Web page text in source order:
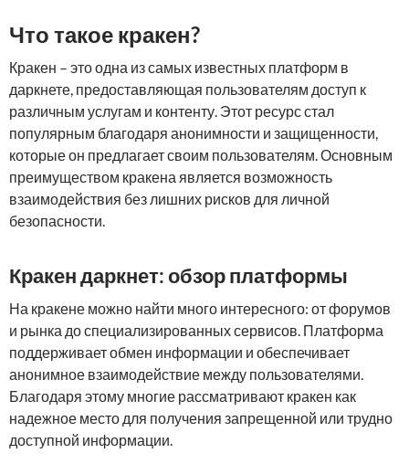
Что такое кракен?
Кракен – это одна из самых известных платформ в
даркнете, предоставляющая пользователям доступ к
различным услугам и контенту. Этот ресурс стал
популярным благодаря анонимности и защищенности,
которые он предлагает своим пользователям. Основным
преимуществом кракена является возможность
взаимодействия без лишних рисков для личной
безопасности.
Кракен даркнет: обзор платформы
На кракене можно найти много интересного: от форумов
и рынка до специализированных сервисов. Платформа
поддерживает обмен информации и обеспечивает
анонимное взаимодействие между пользователями.
Благодаря этому многие рассматривают кракен как
надежное место для получения запрещенной или трудно
доступной информации.